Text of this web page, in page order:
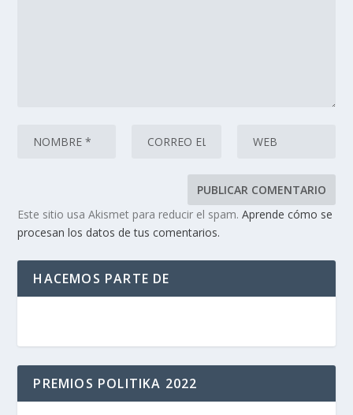
Este sitio usa Akismet para reducir el spam.Aprende cómo se
procesan los datos de tus comentarios.
HACEMOS PARTE DE
PREMIOS POLITIKA 2022